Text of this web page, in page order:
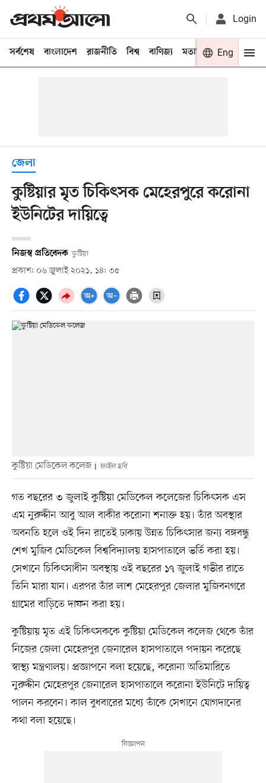
Login
সর্বশেষ বাংলাদেশ রাজনীতি বিশ্ব বাণিজ্য মতামত খেলা
Eng
জেলা
কুষ্টিয়ার মৃত চিকিৎসক মেহেরপুরে করোনা
ইউনিটের দায়িত্বে
নিজস্ব প্রতিবেদক কুষ্টিয়া
প্রকাশ: ০৬ জুলাই ২০২১, ১৪: ৩৫
কুষ্টিয়া মেডিকেল কলেজ ফাইল ছবি
গত বছরের ৩ জুলাই কুষ্টিয়া মেডিকেল কলেজের চিকিৎসক এস
এম নুরুদ্দীন আবু আল বাকীর করোনা শনাক্ত হয়। তাঁর অবস্থার
অবনতি হলে ওই দিন রাতেই ঢাকায় উন্নত চিকিৎসার জন্য বঙ্গবন্ধু
শেখ মুজিব মেডিকেল বিশ্ববিদ্যালয় হাসপাতালে ভর্তি করা হয়।
সেখানে চিকিৎসাধীন অবস্থায় ওই বছরের ১৭ জুলাই গভীর রাতে
তিনি মারা যান। এরপর তাঁর লাশ মেহেরপুর জেলার মুজিবনগরে
গ্রামের বাড়িতে দাফন করা হয়।
কুষ্টিয়ায় মৃত এই চিকিৎসককে কুষ্টিয়া মেডিকেল কলেজ থেকে তাঁর
নিজের জেলা মেহেরপুর জেনারেল হাসপাতালে পদায়ন করেছে
স্বাস্থ্য মন্ত্রণালয়। প্রজ্ঞাপনে বলা হয়েছে, করোনা অতিমারিতে
নুরুদ্দীন মেহেরপুর জেনারেল হাসপাতালে করোনা ইউনিটে দায়িত্ব
পালন করবেন। কাল বুধবারের মধ্যে তাঁকে সেখানে যোগদানের
কথা বলা হয়েছে।